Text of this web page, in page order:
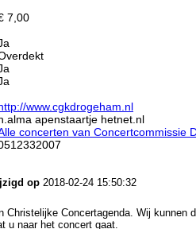
7,00
www.cgkdrogeham.nl
apenstaartje hetnet.nl
concerten van Concertcommissie
op 2018-02-24 15:50:32
Christelijke Concertagenda. Wij kunnen
u naar het concert gaat.